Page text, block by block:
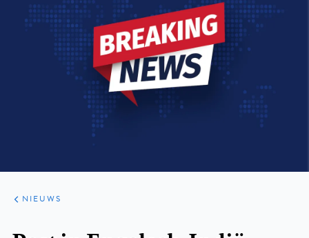
ARTIKELEN
HET
KORT
NIEUWS